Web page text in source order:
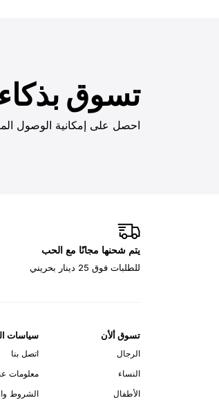
تسوق
احصل على إمكانية الوصول
يتم شحنها مجانًا مع الحب
للطلبات فوق 25 دينار بحريني
تسوق ألأن
الرجال
النساء
الأطفال
سياسات
اتصل بنا
معلومات
الشروط